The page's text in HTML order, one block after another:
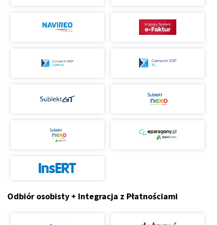
Odbiór osobisty + Integracja z Płatnościami